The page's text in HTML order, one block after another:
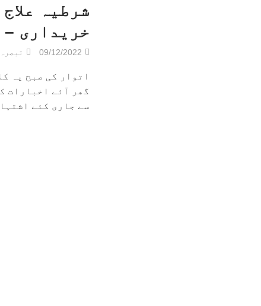
شرطیہ
خریداری
09/12/2022
اتوار کی صبح یہ
گھر آئے اخبارات
سے جاری کئے